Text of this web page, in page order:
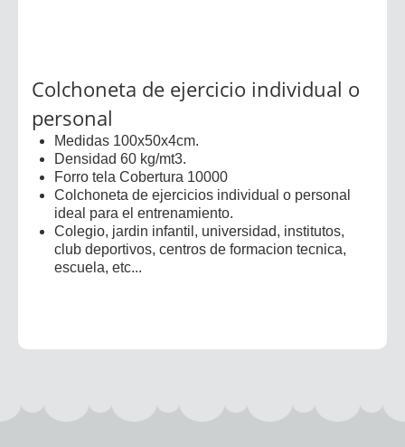
Colchoneta de ejercicio individual o
personal
Medidas 100x50x4cm.
Densidad 60 kg/mt3.
Forro tela Cobertura 10000
Colchoneta de ejercicios individual o personal
ideal para el entrenamiento.
Colegio, jardin infantil, universidad, institutos,
club deportivos, centros de formacion tecnica,
escuela, etc...